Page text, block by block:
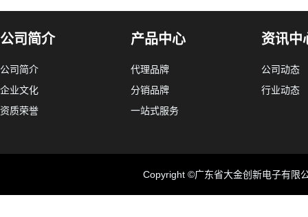
公司简介
公司简介
企业文化
资质荣誉
产品中心
代理品牌
分销品牌
一站式服务
资讯中
公司动态
行业动态
Copyright ©广东省大金创新电子有限